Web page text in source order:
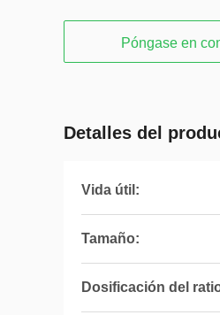
Póngase en
Detalles del
Vida útil:
Tamaño:
Dosificación del